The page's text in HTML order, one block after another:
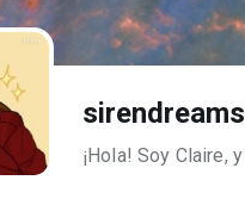
sirendreams